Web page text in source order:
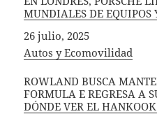
MUNDIALES DE EQUIPOS
Fecha
26 julio, 2025
In relation to
Autos y Ecomovilidad
ROWLAND BUSCA
FORMULA E REGRESA A
DÓNDE VER EL